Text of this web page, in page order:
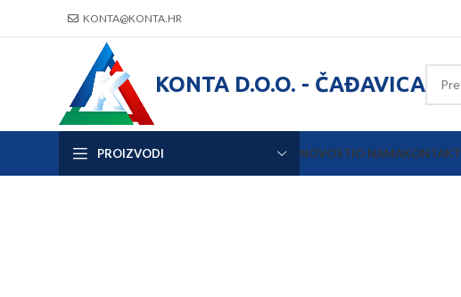
KONTA@KONTA.HR
KONTA D.O.O. - ČAĐAVICA
PROIZVODI NOVOSTIO NAMAKONTAKT